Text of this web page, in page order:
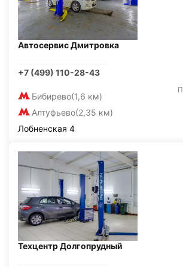
Автосервис Дмитровка
+7 (499) 110-28-43
Бибирево(1,6 км)
Алтуфьево(2,35 км)
Лобненская 4
Техцентр Долгопрудный